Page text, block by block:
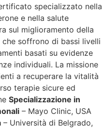
specializzato nella
e nella salute
sul miglioramento della
soffrono di bassi livelli
basati su evidenze
individuali. La missione
a recuperare la vitalità
terapie sicure ed
Specializzazione in
– Mayo Clinic, USA
– Università di Belgrado,